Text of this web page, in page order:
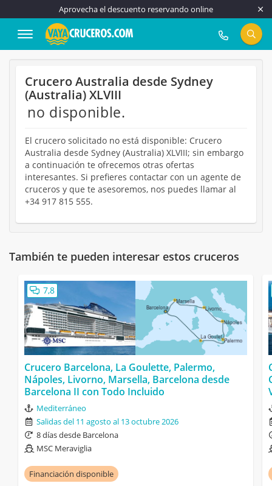
Aprovecha el descuento reservando online
917 815 555
Crucero Australia desde Sydney
(Australia) XLVIII
no disponible.
El crucero solicitado no está disponible: Crucero
Australia desde Sydney (Australia) XLVIII; sin embargo
a continuación te ofrecemos otras ofertas
interesantes. Si prefieres contactar con un agente de
cruceros y que te asesoremos, nos puedes llamar al
+34 917 815 555.
También te pueden interesar estos cruceros
7,8
Crucero Barcelona, La Goulette, Palermo,
Nápoles, Livorno, Marsella, Barcelona desde
Barcelona II con Todo Incluido
Mediterráneo
Salidas del 11 agosto al 13 octubre 2026
8 días desde Barcelona
MSC Meraviglia
Financiación disponible